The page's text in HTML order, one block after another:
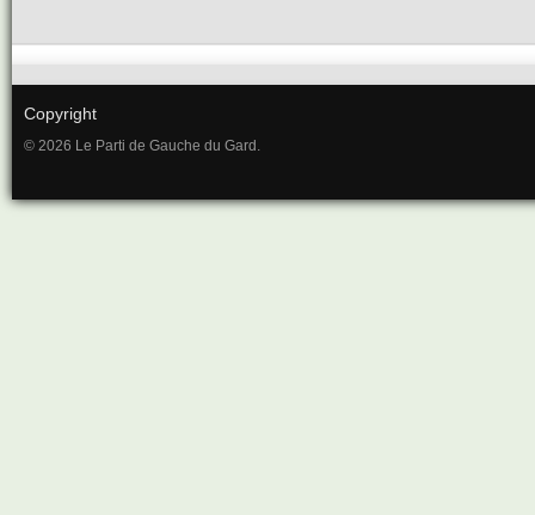
Copyright
© 2026 Le Parti de Gauche du Gard.